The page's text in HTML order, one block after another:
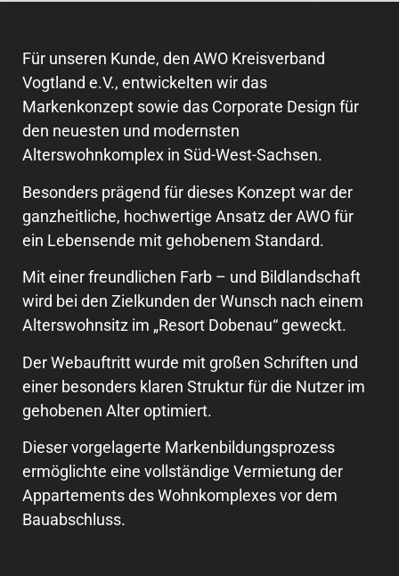
Für unseren Kunde, den AWO Kreisverband
Vogtland e.V., entwickelten wir das
Markenkonzept sowie das Corporate Design für
den neuesten und modernsten
Alterswohnkomplex in Süd-West-Sachsen.
Besonders prägend für dieses Konzept war der
ganzheitliche, hochwertige Ansatz der AWO für
ein Lebensende mit gehobenem Standard.
Mit einer freundlichen Farb – und Bildlandschaft
wird bei den Zielkunden der Wunsch nach einem
Alterswohnsitz im „Resort Dobenau“ geweckt.
Der Webauftritt wurde mit großen Schriften und
einer besonders klaren Struktur für die Nutzer im
gehobenen Alter optimiert.
Dieser vorgelagerte Markenbildungsprozess
ermöglichte eine vollständige Vermietung der
Appartements des Wohnkomplexes vor dem
Bauabschluss.